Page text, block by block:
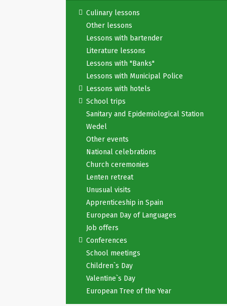
Culinary lessons
Other lessons
Lessons with bartender
Literature lessons
Lessons with "Banks"
Lessons with Municipal Police
Lessons with hotels
School trips
Sanitary and Epidemiological Station
Wedel
Other events
National celebrations
Church ceremonies
Lenten retreat
Unusual visits
Apprenticeship in Spain
European Day of Languages
Job offers
Conferences
School meetings
Children`s Day
Valentine`s Day
European Tree of the Year